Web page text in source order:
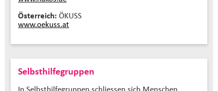
Österreich: ÖKUSS
www.oekuss.at
Selbsthilfegruppen